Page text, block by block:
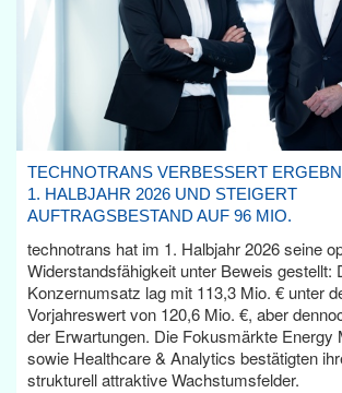
TECHNOTRANS VERBESSERT
1. HALBJAHR 2026 UND STEIGERT
AUFTRAGSBESTAND AUF 96 MIO.
technotrans hat im 1. Halbjahr 2026 seine
Widerstandsfähigkeit unter Beweis gestellt:
Konzernumsatz lag mit 113,3 Mio. € unter
Vorjahreswert von 120,6 Mio. €, aber
der Erwartungen. Die Fokusmärkte Energy
sowie Healthcare & Analytics bestätigten
strukturell attraktive Wachstumsfelder.